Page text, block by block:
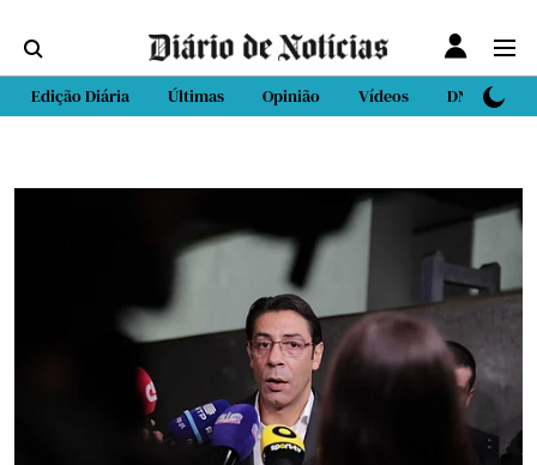
Edição Diária Últimas Opinião Vídeos DN Sport